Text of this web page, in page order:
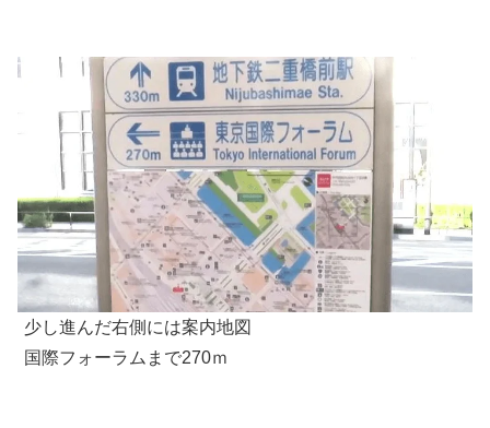
少し進んだ右側には案内地図
国際フォーラムまで270ｍ